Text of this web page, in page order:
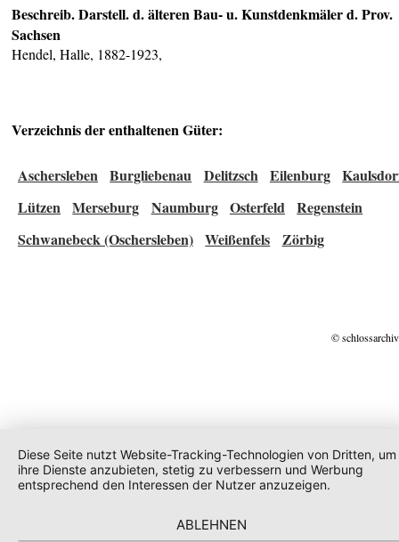
Beschreib. Darstell. d. älteren Bau- u. Kunstdenkmäler d. Prov.
Sachsen
Hendel, Halle, 1882-1923,
Verzeichnis der enthaltenen Güter:
Aschersleben Burgliebenau Delitzsch Eilenburg
Lützen Merseburg Naumburg Osterfeld Regenstein
Schwanebeck (Oschersleben) Weißenfels Zörbig
©
Diese Seite nutzt Website-Tracking-Technologien von Dritten, um
ihre Dienste anzubieten, stetig zu verbessern und Werbung
entsprechend den Interessen der Nutzer anzuzeigen.
ABLEHNEN